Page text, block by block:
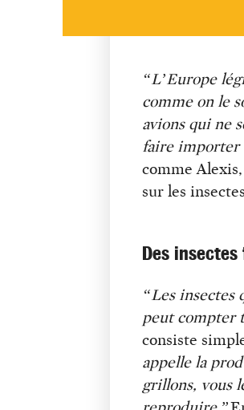
“L’Europe
comme on le
avions qui ne
faire importer
comme
sur les
Des
“Les insectes
peut compter
consiste
appelle la
grillons, vous